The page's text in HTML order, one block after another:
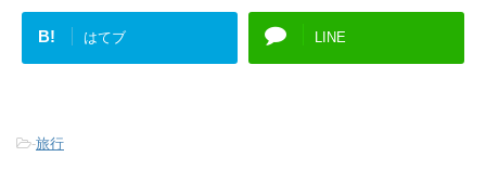
B! はてブ LINE
-旅行